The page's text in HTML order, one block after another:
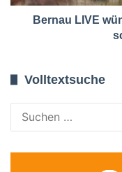
Bernau LIVE
Volltextsuche